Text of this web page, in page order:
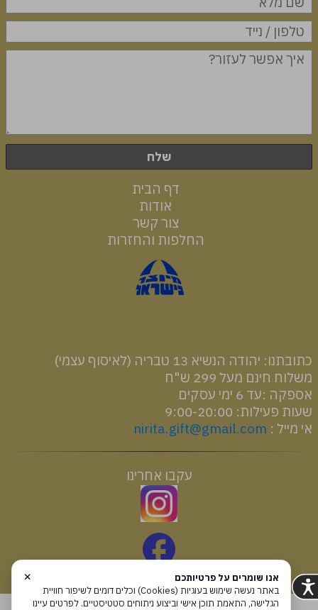
שלח
דף הבית
אודות
צור קשר
החלפות והחזרות
כתובתנו: יהודה הנשיא 13 טבריה (לאיסוף עצמי)
משלוח חינם מעל 299 ש"ח
אספקה :עד 6 ימי עסקים
שעות פעילות: 9:00-20:00
אי מייל : nirita.gift@gmail.com
עקבו אחרינו
×
אנו שומרים על פרטיותכם
באתר נעשה שימוש בעוגיות (Cookies) וכלים דומים לשיפור חוויית
הגלישה, התאמת תוכן אישי וביצוע ניתוחים סטטיסטיים. לפרטים עיינו